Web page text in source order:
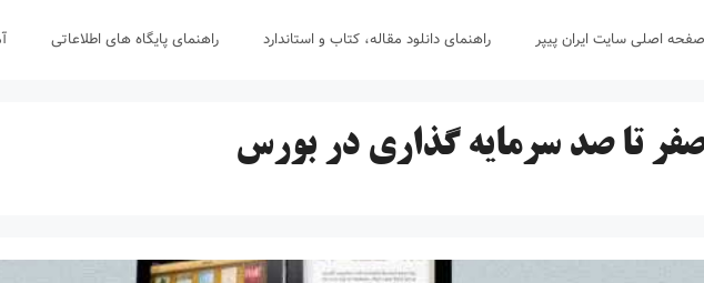
صفحه اصلی سایت ایران پیپر راهنمای دانلود مقاله، کتاب و استاندارد راهنمای پایگاه های اطلاعاتی
صفر تا صد سرمایه گذاری در بورس